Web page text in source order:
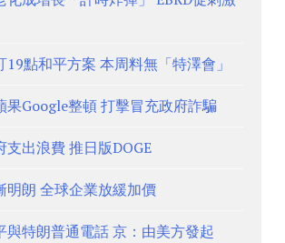
19點和平方案 本周料無「特澤會」
果Google整頓 打擊冒充政府詐騙
支出浪費 推日版DOGE
明朗 全球企業放緩加價
與特朗普通電話 京：由美方發起